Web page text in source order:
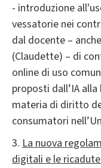
- introduzione
vessatorie nei
dal docente –
(Claudette) – di
online di uso
proposti dall’IA
materia di diritto
consumatori
3. La nuova
digitali e le